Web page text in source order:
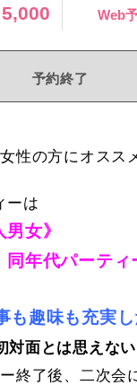
5,000
Web
予約終了
女性の方にオスス
ーは
女》
同年代パーティ
も趣味も充実
対面とは思えな
終了後、二次会